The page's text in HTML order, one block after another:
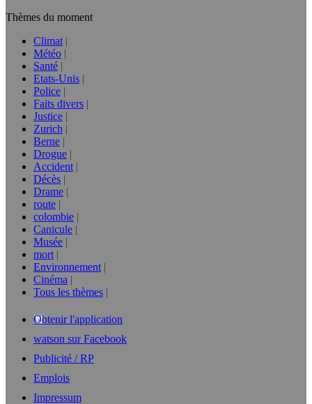
Thèmes du moment
Climat
Météo
Santé
Etats-Unis
Police
Faits divers
Justice
Zurich
Berne
Drogue
Accident
Décès
Drame
route
colombie
Canicule
Musée
mort
Environnement
Cinéma
Tous les thèmes
Obtenir l'application
watson sur Facebook
Publicité / RP
Emplois
Impressum